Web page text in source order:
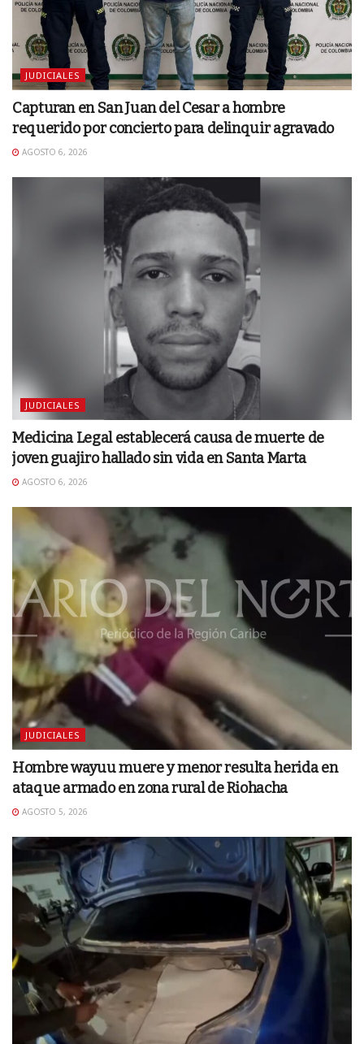
JUDICIALES
Capturan en San Juan del Cesar a hombre
requerido por concierto para delinquir agravado
AGOSTO 6, 2026
JUDICIALES
Medicina Legal establecerá causa de muerte de
joven guajiro hallado sin vida en Santa Marta
AGOSTO 6, 2026
JUDICIALES
Hombre wayuu muere y menor resulta herida en
ataque armado en zona rural de Riohacha
AGOSTO 5, 2026